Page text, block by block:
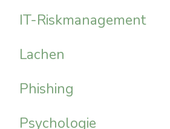
IT-Riskmanagement
Lachen
Phishing
Psychologie